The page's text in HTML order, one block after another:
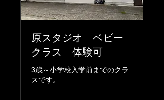
原スタジオ ベビー
クラス 体験可
3歳～小学校入学前までのクラ
スです。